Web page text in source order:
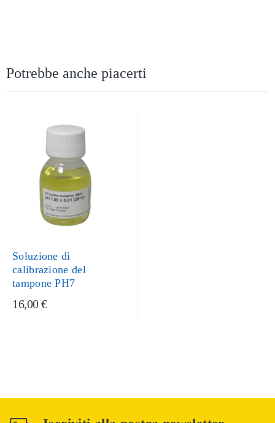
Potrebbe anche piacerti
Soluzione di
calibrazione del
tampone PH7
16,00 €